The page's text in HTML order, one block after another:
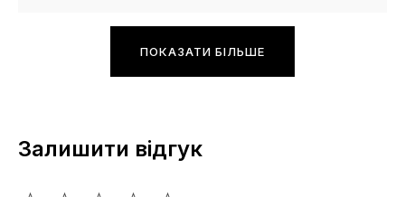
ПОКАЗАТИ БІЛЬШЕ
Залишити відгук